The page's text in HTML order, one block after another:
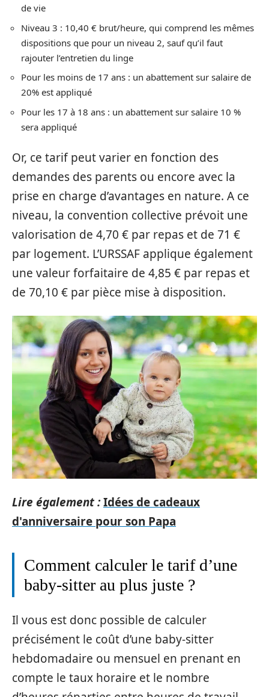
de vie
Niveau 3 : 10,40 € brut/heure, qui comprend les mêmes
dispositions que pour un niveau 2, sauf qu’il faut
rajouter l’entretien du linge
Pour les moins de 17 ans : un abattement sur salaire de
20% est appliqué
Pour les 17 à 18 ans : un abattement sur salaire 10 %
sera appliqué
Or, ce tarif peut varier en fonction des
demandes des parents ou encore avec la
prise en charge d’avantages en nature. A ce
niveau, la convention collective prévoit une
valorisation de 4,70 € par repas et de 71 €
par logement. L’URSSAF applique également
une valeur forfaitaire de 4,85 € par repas et
de 70,10 € par pièce mise à disposition.
Lire également :Idées de cadeaux
d'anniversaire pour son Papa
Comment calculer le tarif d’une
baby-sitter au plus juste ?
Il vous est donc possible de calculer
précisément le coût d’une baby-sitter
hebdomadaire ou mensuel en prenant en
compte le taux horaire et le nombre